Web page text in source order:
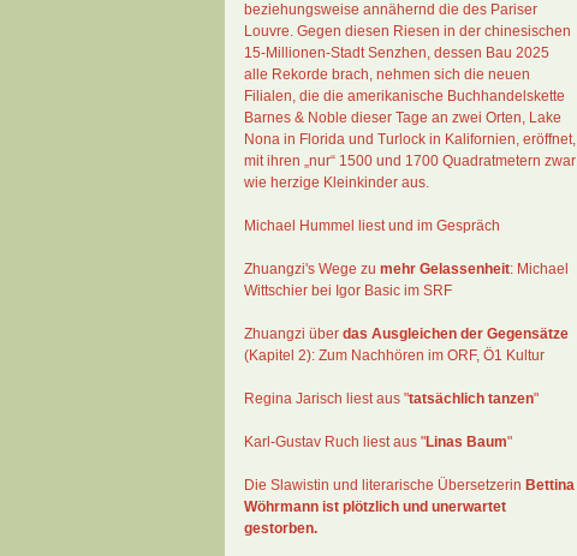
beziehungsweise annähernd die des Pariser
Louvre. Gegen diesen Riesen in der chinesischen
15-Millionen-Stadt Senzhen, dessen Bau 2025
alle Rekorde brach, nehmen sich die neuen
Filialen, die die amerikanische Buchhandelskette
Barnes & Noble dieser Tage an zwei Orten, Lake
Nona in Florida und Turlock in Kalifornien, eröffnet,
mit ihren „nur“ 1500 und 1700 Quadratmetern zwar
wie herzige Kleinkinder aus.
Michael Hummel liest und im Gespräch
Zhuangzi's Wege zu mehr Gelassenheit: Michael
Wittschier bei Igor Basic im SRF
Zhuangzi über das Ausgleichen der Gegensätze
(Kapitel 2): Zum Nachhören im ORF, Ö1 Kultur
Regina Jarisch liest aus "tatsächlich tanzen"
Karl-Gustav Ruch liest aus "Linas Baum"
Die Slawistin und literarische Übersetzerin Bettina
Wöhrmann ist plötzlich und unerwartet
gestorben.